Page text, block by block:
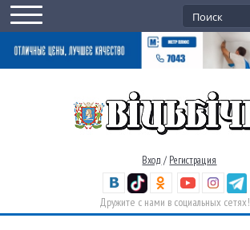
Вход / Регистрация
Дружите с нами в социальных сетях!